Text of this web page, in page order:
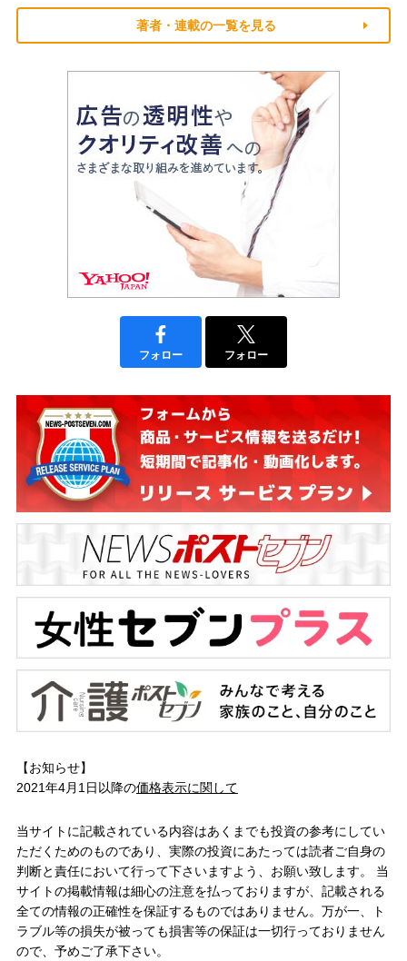
著者・連載の一覧を見る
フォロー フォロー
【お知らせ】
2021年4月1日以降の価格表示に関して
当サイトに記載されている内容はあくまでも投資の参考にしてい
ただくためのものであり、実際の投資にあたっては読者ご自身の
判断と責任において行って下さいますよう、お願い致します。 当
サイトの掲載情報は細心の注意を払っておりますが、記載される
全ての情報の正確性を保証するものではありません。万が一、ト
ラブル等の損失が被っても損害等の保証は一切行っておりません
ので、予めご了承下さい。